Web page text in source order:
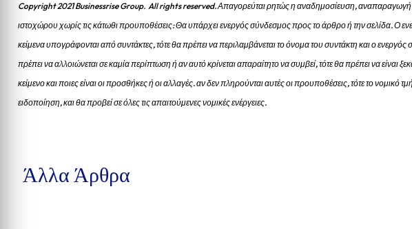
Copyright 2021 Businessrise Group. All rights reserved. Απαγορεύται ρητώς η αναδημοσίευση, αναπαραγωγή
ιστοχώρου χωρίς τις κάτωθι προυποθέσεις: Θα υπάρχει ενεργός σύνδεσμος προς το άρθρο ή την σελίδα.Ο
κείμενα υπογράφονται από συντάκτες, τότε θα πρέπει να περιλαμβάνεται το όνομα του συντάκτη και ο
πρέπει να αλλοιώνεται σε καμία περίπτωση ή αν αυτό κρίνεται απαραίτητο να συμβεί, τότε θα πρέπει να είναι
κείμενο και ποιες είναι οι προσθήκες ή οι αλλαγές. αν δεν πληρούνται αυτές οι προυποθέσεις, τότε το νομικό
ειδοποίηση, και θα προβεί σε όλες τις απαιτούμενες νομικές ενέργειες.
Άλλα Άρθρα